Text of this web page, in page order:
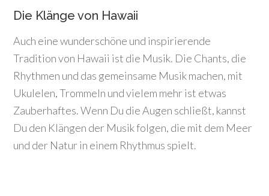
Die Klänge von Hawaii
Auch eine wunderschöne und inspirierende
Tradition von Hawaii ist die Musik. Die Chants, die
Rhythmen und das gemeinsame Musik machen, mit
Ukulelen, Trommeln und vielem mehr ist etwas
Zauberhaftes. Wenn Du die Augen schließt, kannst
Du den Klängen der Musik folgen, die mit dem Meer
und der Natur in einem Rhythmus spielt.